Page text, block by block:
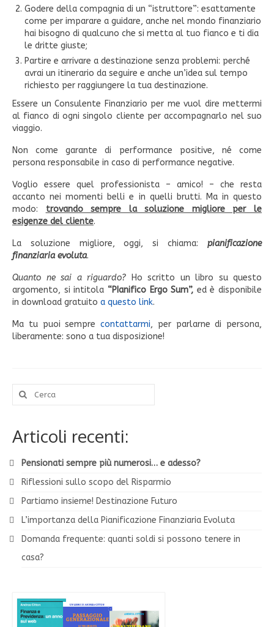
Godere della compagnia di un “istruttore”: esattamente
come per imparare a guidare, anche nel mondo finanziario
hai bisogno di qualcuno che si metta al tuo fianco e ti dia
le dritte giuste;
Partire e arrivare a destinazione senza problemi: perché
avrai un itinerario da seguire e anche un’idea sul tempo
richiesto per raggiungere la tua destinazione.
Essere un Consulente Finanziario per me vuol dire mettermi
al fianco di ogni singolo cliente per accompagnarlo nel suo
viaggio.
Non come garante di performance positive, né come
persona responsabile in caso di performance negative.
Voglio essere quel professionista – amico! – che resta
accanto nei momenti belli e in quelli brutti. Ma in questo
modo: trovando sempre la soluzione migliore per le
esigenze del cliente.
La soluzione migliore, oggi, si chiama: pianificazione
finanziaria evoluta.
Quanto ne sai a riguardo? Ho scritto un libro su questo
argomento, si intitola “PIanifico Ergo Sum”, ed è disponibile
in download gratuito a questo link.
Ma tu puoi sempre contattarmi, per parlarne di persona,
liberamente: sono a tua disposizione!
Cerca:
Articoli recenti:
Pensionati sempre più numerosi… e adesso?
Riflessioni sullo scopo del Risparmio
Partiamo insieme! Destinazione Futuro
L’importanza della Pianificazione Finanziaria Evoluta
Domanda frequente: quanti soldi si possono tenere in
casa?